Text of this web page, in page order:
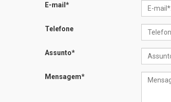
E-mail *
Telefone
Assunto*
Mensagem*